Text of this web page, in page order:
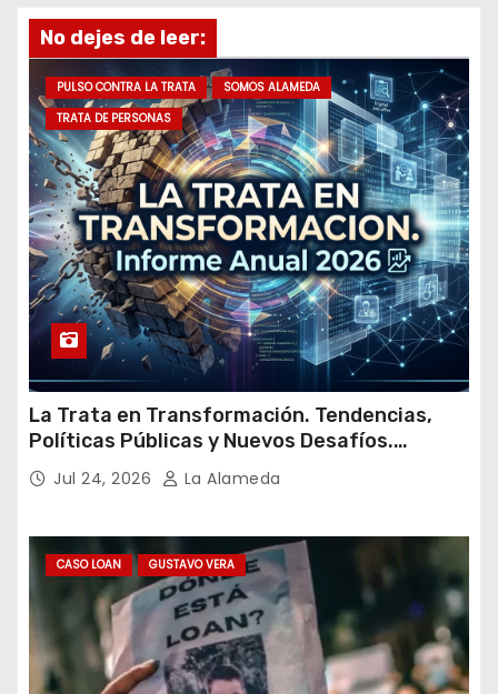
e
e
m
a
i
No dejes de leer:
PULSO CONTRA LA TRATA
SOMOS ALAMEDA
TRATA DE PERSONAS
La Trata en Transformación. Tendencias,
Políticas Públicas y Nuevos Desafíos.
Argentina y el Mundo – Julio 2026
Jul 24, 2026 La Alameda
CASO LOAN GUSTAVO VERA